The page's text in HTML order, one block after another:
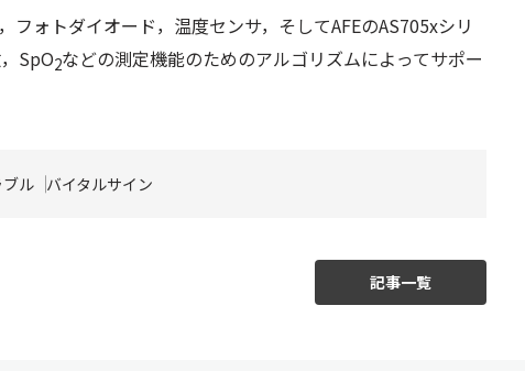
ォトダイオード，温度センサ，そしてAFEのAS705xシリ
SpO2などの測定機能のためのアルゴリズムによってサポー
ル バイタルサイン
記事一覧